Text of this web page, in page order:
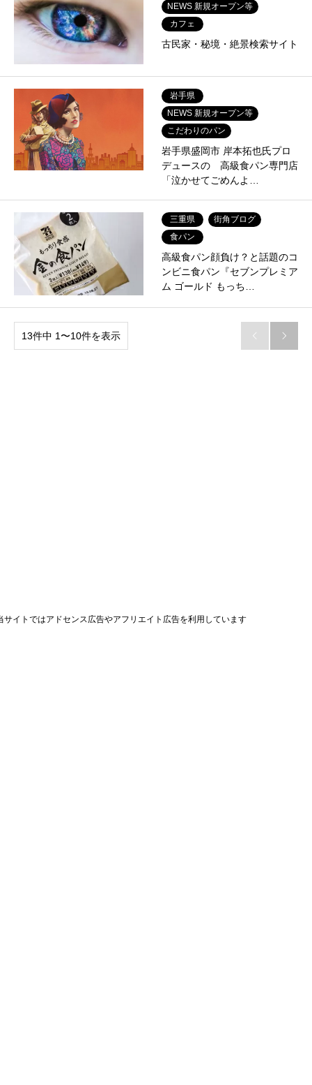
NEWS 新規オープン等
カフェ
古民家・秘境・絶景検索サイト
岩手県
NEWS 新規オープン等
こだわりのパン
岩手県盛岡市 岸本拓也氏プロ
デュースの 高級食パン専門店
「泣かせてごめんよ…
三重県
街角ブログ
食パン
高級食パン顔負け？と話題のコ
ンビニ食パン『セブンプレミア
ム ゴールド もっち…
13件中 1〜10件を表示  
サイトではアドセンス広告やアフリエイト広告を利用しています